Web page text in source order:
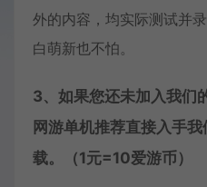
外的内容，均实际测试并
白萌新也不怕。
3、如果您还未加入我们
网游单机推荐直接入手
载。（1元=10爱游币）